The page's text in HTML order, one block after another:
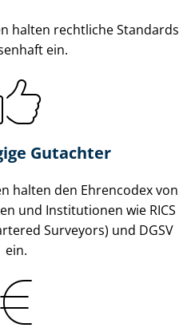
halten rechtliche Standards
ein.
Gutachter
halten den Ehrencodex von
und Institutionen wie RICS
Surveyors) und DGSV
ein.